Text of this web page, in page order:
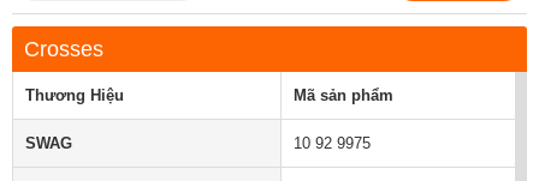
Crosses
Thương Hiệu Mã sản phẩm
SWAG 10 92 9975